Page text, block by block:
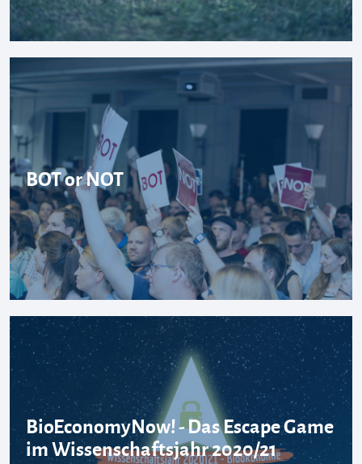
BOT or NOT
BioEconomyNow! - Das Escape Game
im Wissenschaftsjahr 2020/21